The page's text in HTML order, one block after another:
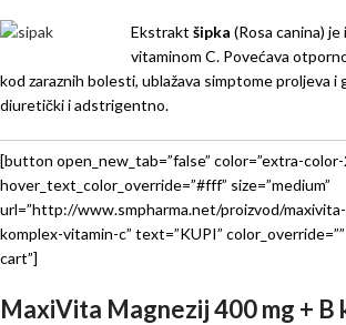
Ekstrakt šipka (Rosa canina)
vitaminom C. Povećava
kod zaraznih bolesti, ublažava simptome proljeva i
diuretički i adstrigentno.
[button open_new_tab=”false” color=”extra-
hover_text_color_override=”#fff” size=”medium”
url=”http://www.smpharma.net/proizvod/
komplex-vitamin-c” text=”KUPI”
cart”]
MaxiVita Magnezij 400 mg + B